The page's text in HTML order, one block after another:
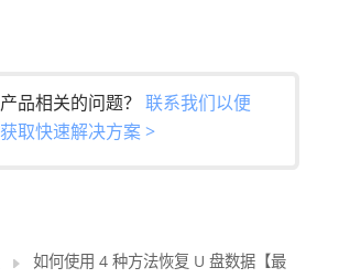
产品相关的问题？ 联系我们以便
获取快速解决方案 >
如何使用 4 种方法恢复 U 盘数据【最